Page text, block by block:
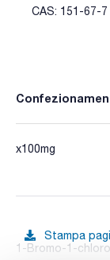
CAS: 151-67-7
x100mg
Stampa
1-Bromo-1-